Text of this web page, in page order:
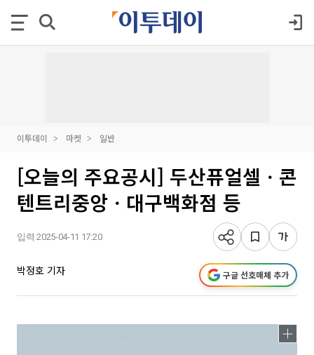
이투데이 마켓 일반
[오늘의 주요공시] 두산퓨얼셀ㆍ콘
텐트리중앙ㆍ대구백화점 등
입력 2025-04-11 17:20
박정호 기자 구글 선호매체 추가